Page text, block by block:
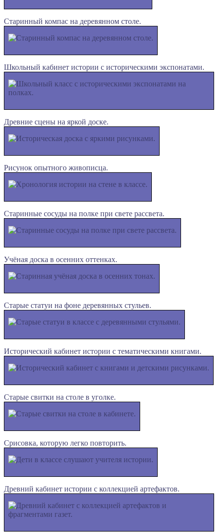
Старинный компас на деревянном столе.
Школьный кабинет истории с историческими экспонатами.
Древние сцены на яркой доске.
Рисунок опытного живописца.
Старинные сосуды на полке при свете рассвета.
Учёная доска в осенних оттенках.
Старые статуи на фоне деревянных стульев.
Исторический кабинет истории с тематическими книгами.
Старые свитки на столе в уголке.
Срисовка, которую легко повторить.
Древний кабинет истории с коллекцией артефактов.